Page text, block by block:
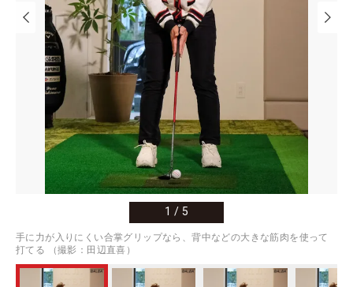
1 / 5
手に力が入りにくい合掌グリップなら、背中などの大きな筋肉を使って
打てる （撮影：田辺直喜）